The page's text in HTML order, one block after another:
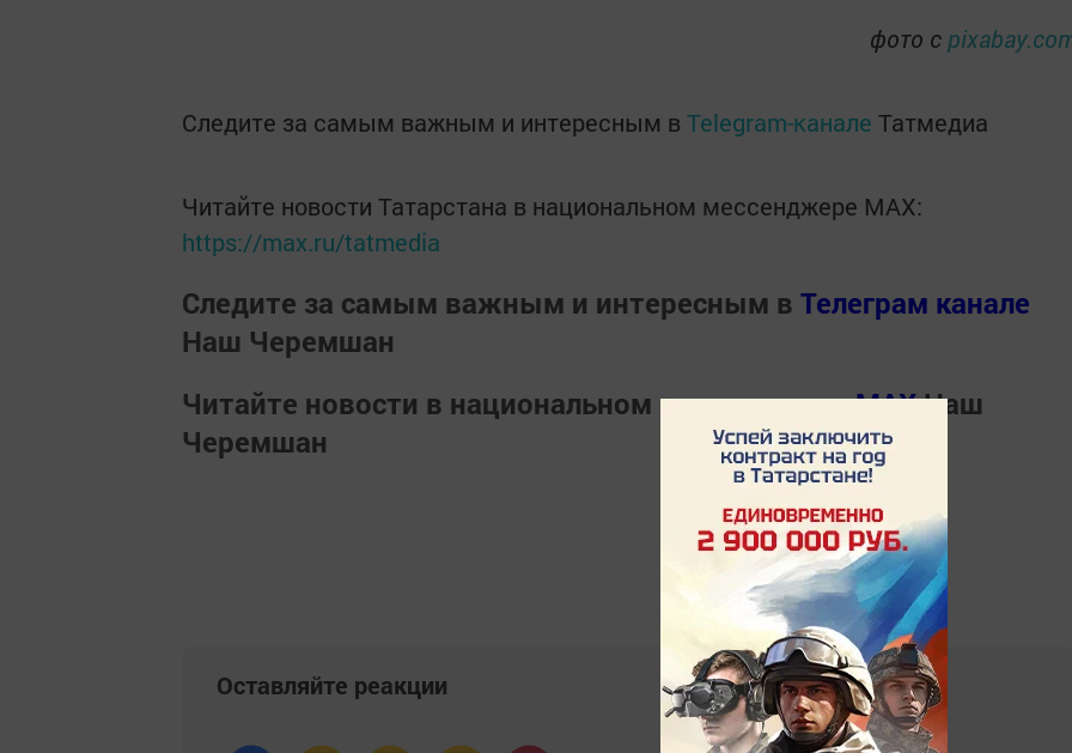
фото с
Следите за самым важным и интересным в Telegram-канале Татмедиа
Читайте новости Татарстана в национальном мессенджере MАХ:
https://max.ru/tatmedia
Следите за самым важным и интересным в Телеграм канале
Наш Черемшан
Читайте новости в национальном мессенджереMАХНаш
Черемшан
Оставляйте реакции